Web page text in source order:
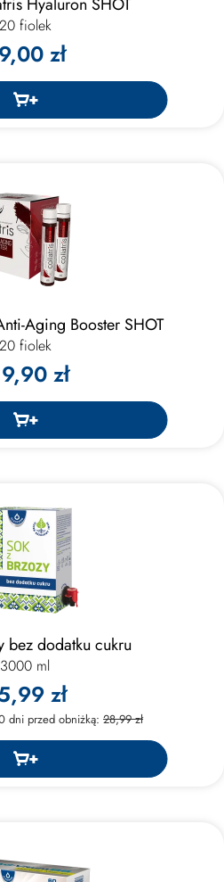
20 fiolek
zł
Aging Booster SHOT
20 fiolek
zł
bez dodatku cukru
3000 ml
zł
dni przed obniżką: 28,99 zł